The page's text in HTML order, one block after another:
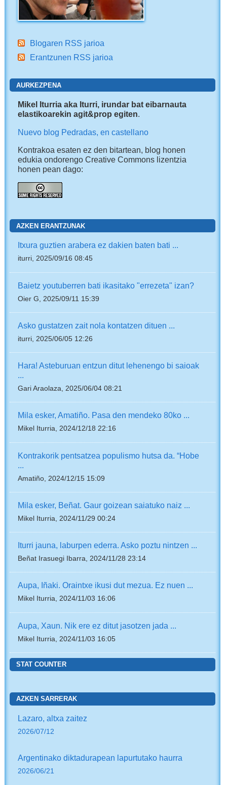
Blogaren RSS jarioa
Erantzunen RSS jarioa
AURKEZPENA
Mikel Iturria aka Iturri, irundar bat eibarnauta
elastikoarekin agit&prop egiten.
Nuevo blog Pedradas, en castellano
Kontrakoa esaten ez den bitartean, blog honen
edukia ondorengo Creative Commons lizentzia
honen pean dago:
AZKEN ERANTZUNAK
Itxura guztien arabera ez dakien baten bati ...
iturri, 2025/09/16 08:45
Baietz youtuberren bati ikasitako "errezeta" izan?
Oier G, 2025/09/11 15:39
Asko gustatzen zait nola kontatzen dituen ...
iturri, 2025/06/05 12:26
Hara! Asteburuan entzun ditut lehenengo bi saioak
...
Gari Araolaza, 2025/06/04 08:21
Mila esker, Amatiño. Pasa den mendeko 80ko ...
Mikel Iturria, 2024/12/18 22:16
Kontrakorik pentsatzea populismo hutsa da. “Hobe
...
Amatiño, 2024/12/15 15:09
Mila esker, Beñat. Gaur goizean saiatuko naiz ...
Mikel Iturria, 2024/11/29 00:24
Iturri jauna, laburpen ederra. Asko poztu nintzen ...
Beñat Irasuegi Ibarra, 2024/11/28 23:14
Aupa, Iñaki. Oraintxe ikusi dut mezua. Ez nuen ...
Mikel Iturria, 2024/11/03 16:06
Aupa, Xaun. Nik ere ez ditut jasotzen jada ...
Mikel Iturria, 2024/11/03 16:05
STAT COUNTER
AZKEN SARRERAK
Lazaro, altxa zaitez
2026/07/12
Argentinako diktadurapean lapurtutako haurra
2026/06/21